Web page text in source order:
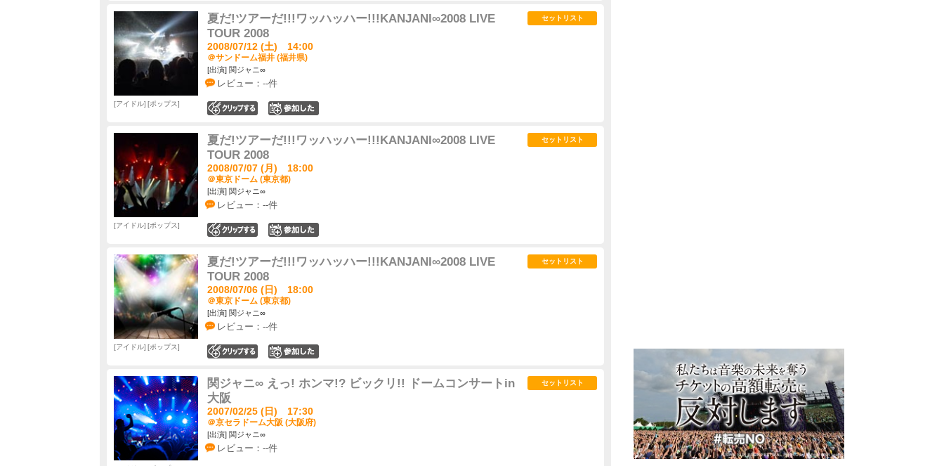
夏だ!ツアーだ!!!ワッハッハー!!!KANJANI∞2008 LIVE
TOUR 2008
2008/07/12 (土) 14:00
＠サンドーム福井 (福井県)
[出演] 関ジャニ∞
レビュー：--件
セットリスト
アイドル ポップス
夏だ!ツアーだ!!!ワッハッハー!!!KANJANI∞2008 LIVE
TOUR 2008
2008/07/07 (月) 18:00
＠東京ドーム (東京都)
[出演] 関ジャニ∞
レビュー：--件
セットリスト
アイドル ポップス
夏だ!ツアーだ!!!ワッハッハー!!!KANJANI∞2008 LIVE
TOUR 2008
2008/07/06 (日) 18:00
＠東京ドーム (東京都)
[出演] 関ジャニ∞
レビュー：--件
セットリスト
アイドル ポップス
関ジャニ∞ えっ! ホンマ!? ビックリ!! ドームコンサートin
大阪
2007/02/25 (日) 17:30
＠京セラドーム大阪 (大阪府)
[出演] 関ジャニ∞
レビュー：--件
セットリスト